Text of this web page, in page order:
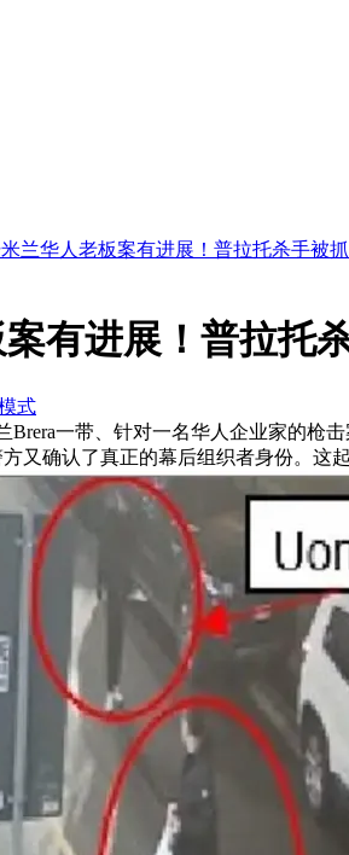
兰华人老板案有进展！普拉托杀手被
有进展！普拉托
式
Brera一带、针对一名华人企业家的
又确认了真正的幕后组织者身份。这